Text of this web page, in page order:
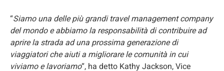
“Siamo una delle più grandi travel management company
del mondoeabbiamo la responsabilità di contribuire ad
aprire la strada ad una prossima generazione di
viaggiatori che aiuti a migliorare le comunità in cui
viviamo e lavoriamo“, ha detto Kathy Jackson, Vice